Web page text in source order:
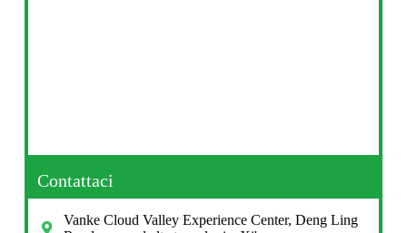
Contattaci
Vanke Cloud Valley Experience Center, Deng Ling